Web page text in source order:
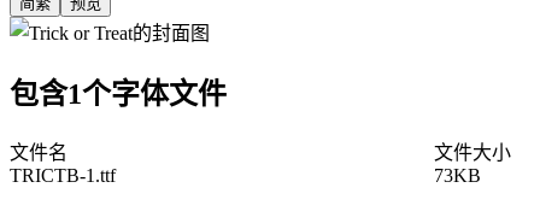
包含1个字体文件
文件名
文件大小
TRICTB-1.ttf
73KB